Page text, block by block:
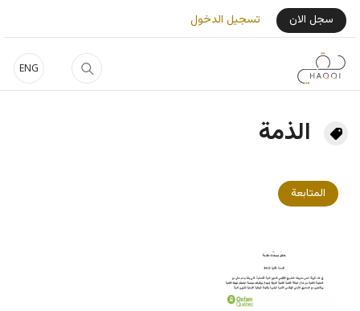
تجاوز إلى المحتوى الرئيسي
ENG
User Login Menu
سجل الان تسجيل الدخول
الذمة
المتابعة